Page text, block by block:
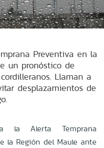
Preventiva en la
un pronóstico de
Llaman a
desplazamientos de
la Alerta Temprana
la Región del Maule ante